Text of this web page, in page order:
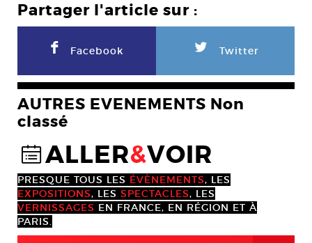
Partager l'article sur :
F Facebook L Twitter
AUTRES EVENEMENTS Non
classé
@ALLER&VOIR
PRESQUE TOUS LES ÉVÈNEMENTS, LES
EXPOSITIONS, LES SPECTACLES, LES
VERNISSAGES EN FRANCE, EN RÉGION ET À
PARIS.